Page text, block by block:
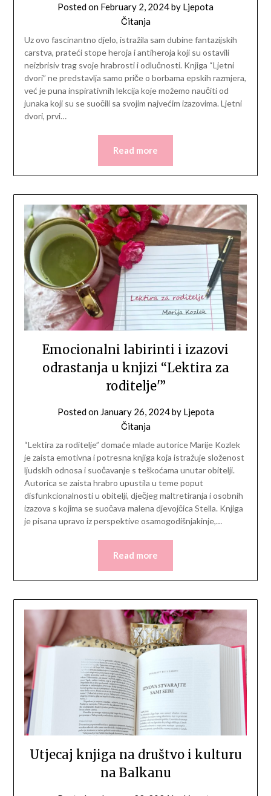
Posted on February 2, 2024by Ljepota
Čitanja
Uz ovo fascinantno djelo, istražila sam dubine fantazijskih
carstva, prateći stope heroja i antiheroja koji su ostavili
neizbrisiv trag svoje hrabrosti i odlučnosti. Knjiga “Ljetni
dvori” ne predstavlja samo priče o borbama epskih razmjera,
već je puna inspirativnih lekcija koje možemo naučiti od
junaka koji su se suočili sa svojim najvećim izazovima. Ljetni
dvori, prvi…
Read more
Emocionalni labirinti i izazovi
odrastanja u knjizi “Lektira za
roditelje'”
Posted on January 26, 2024by Ljepota
Čitanja
“Lektira za roditelje” domaće mlade autorice Marije Kozlek
je zaista emotivna i potresna knjiga koja istražuje složenost
ljudskih odnosa i suočavanje s teškoćama unutar obitelji.
Autorica se zaista hrabro upustila u teme poput
disfunkcionalnosti u obitelji, dječjeg maltretiranja i osobnih
izazova s kojima se suočava malena djevojčica Stella. Knjiga
je pisana upravo iz perspektive osamogodišnjakinje,…
Read more
Utjecaj knjiga na društvo i kulturu
na Balkanu